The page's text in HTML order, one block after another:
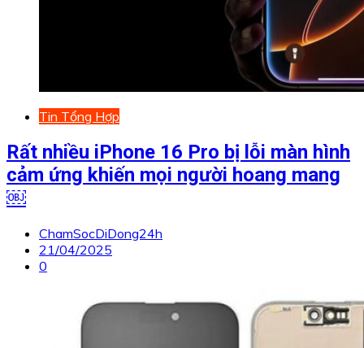
Tin Tổng Hợp
Rất nhiều iPhone 16 Pro bị lỗi màn hình
cảm ứng khiến mọi người hoang mang
￼
ChamSocDiDong24h
21/04/2025
0